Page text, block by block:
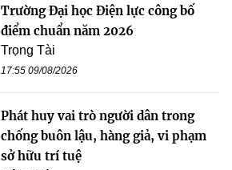
Trường Đại học Điện lực công bố
điểm chuẩn năm 2026
Trọng Tài
17:55 09/08/2026
Phát huy vai trò người dân trong
chống buôn lậu, hàng giả, vi phạm
sở hữu trí tuệ